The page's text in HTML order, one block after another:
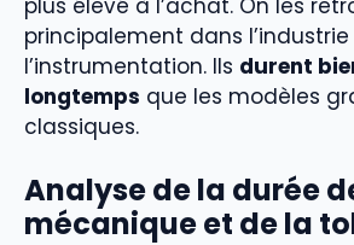
plus élevé à l’achat. On les
principalement dans
l’instrumentation. Ils durent
longtemps que les modèles
classiques.
Analyse de la durée
mécanique et de la